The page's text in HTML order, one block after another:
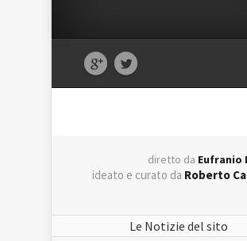
diretto da Eufranio
ideato e curato da Roberto
Le Notizie del sito